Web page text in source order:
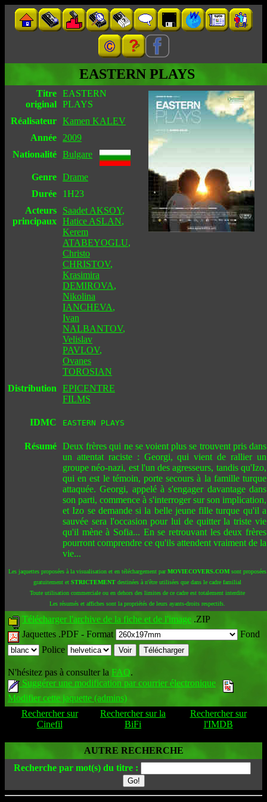
EASTERN PLAYS
Titre
original
EASTERN
PLAYS
Réalisateur Kamen KALEV
Année
2009
Nationalité Bulgare
Genre Drame
Durée
1H23
Acteurs
principaux
Saadet AKSOY,
Hatice ASLAN,
Kerem
ATABEYOGLU,
Christo
CHRISTOV,
Krasimira
DEMIROVA,
Nikolina
IANCHEVA,
Ivan
NALBANTOV,
Velislav
PAVLOV,
Ovanes
TOROSIAN
Distribution
EPICENTRE
FILMS
IDMC EASTERN PLAYS
Résumé Deux frères qui ne se voient plus se trouvent pris dans
un attentat raciste : Georgi, qui vient de rallier un
groupe néo-nazi, est l'un des agresseurs, tandis qu'Izo,
qui en est le témoin, porte secours à la famille turque
attaquée. Georgi, appelé à s'engager davantage dans
son parti, commence à s'interroger sur son implication,
et Izo se demande si la belle jeune fille turque qu'il a
sauvée sera l'occasion pour lui de quitter la triste vie
qu'il mène à Sofia... En se retrouvant les deux frères
pourront comprendre ce qu'ils attendent vraiment de la
vie...
Les jaquettes proposées à la visualisation et en téléchargement parMOVIECOVERS.COMsont proposées
gratuitement et STRICTEMENTdestinées à n'être utilisées que dans le cadre familial
Toute utilisation commerciale ou en dehors des limites de ce cadre est totalement interdite
Les résumés et affiches sont la propriétés de leurs ayants-droits respectifs.
Télécharger l'archive de la fiche et de l'image .ZIP
Jaquettes .PDF - Format
Fond
Police
N'hésitez pas à consulter la FAQ.
Suggérer une modification par courrier électronique
Modifier cette jaquette (admins)
Rechercher sur
Cinefil
Rechercher sur la
BiFi
Rechercher sur
l'IMDB
AUTRE RECHERCHE
Recherche par mot(s) du titre :